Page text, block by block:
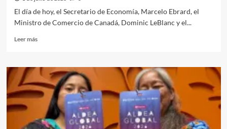
El día de hoy, el Secretario de Economía, Marcelo Ebrard, el
Ministro de Comercio de Canadá, Dominic LeBlanc y el...
Leer másLeer
Concluye
reunión
del
T-
MEC,
Estados
Unidos